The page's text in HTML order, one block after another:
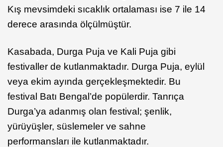
Kış mevsimdeki sıcaklık ortalaması ise 7 ile 14
derece arasında ölçülmüştür.
Kasabada, Durga Puja ve Kali Puja gibi
festivaller de kutlanmaktadır. Durga Puja, eylül
veya ekim ayında gerçekleşmektedir. Bu
festival Batı Bengal’de popülerdir. Tanrıça
Durga’ya adanmış olan festival; şenlik,
yürüyüşler, süslemeler ve sahne
performansları ile kutlanmaktadır.